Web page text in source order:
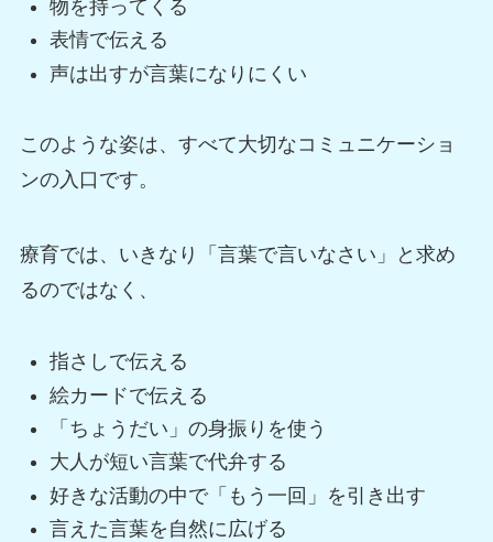
物を持ってくる
表情で伝える
声は出すが言葉になりにくい
このような姿は、すべて大切なコミュニケーショ
ンの入口です。
療育では、いきなり「言葉で言いなさい」と求め
るのではなく、
指さしで伝える
絵カードで伝える
「ちょうだい」の身振りを使う
大人が短い言葉で代弁する
好きな活動の中で「もう一回」を引き出す
言えた言葉を自然に広げる